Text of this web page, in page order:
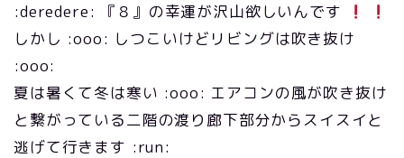
:deredere: 『８』の幸運が沢山欲しいんです
しかし :ooo: しつこいけどリビングは吹き抜け
:ooo:
夏は暑くて冬は寒い :ooo: エアコンの風が吹き抜け
と繋がっている二階の渡り廊下部分からスイスイと
逃げて行きます :run: